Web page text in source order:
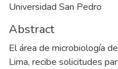
Universidad San Pedro
Abstract
El área de microbiología
Lima, recibe solicitudes